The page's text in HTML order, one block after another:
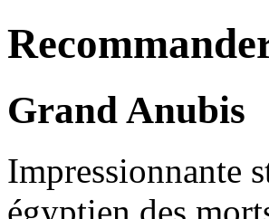
Grand Anubis
Impressionnante
égyptien des